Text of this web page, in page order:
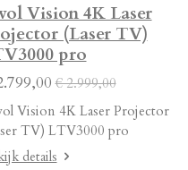
Vision 4K Laser
(Laser TV)
pro
€ 2.999,00
Vision 4K Laser Projector
TV) LTV3000 pro
details